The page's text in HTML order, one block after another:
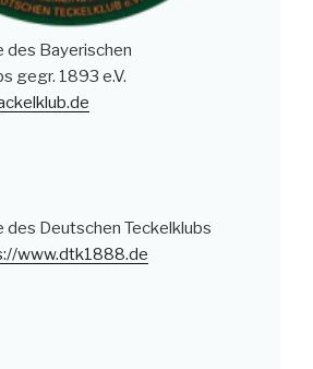
des Bayerischen
gegr. 1893 e.V.
des Deutschen Teckelklubs
www.dtk1888.de